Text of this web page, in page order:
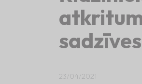
23/04/2021